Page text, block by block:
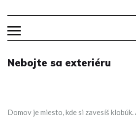
Nebojte sa exteriéru
Domov je miesto, kde si zavesíš